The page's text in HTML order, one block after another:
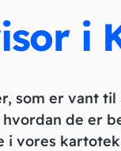
i
som er vant
de er
i vores